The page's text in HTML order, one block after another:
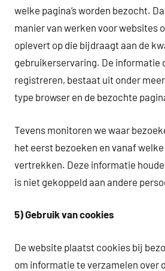
welke pagina’s worden bezocht.
manier van werken voor websites
oplevert op die bijdraagt aan de
gebruikerservaring. De informatie
registreren, bestaat uit onder
type browser en de bezochte
Tevens monitoren we waar
het eerst bezoeken en vanaf
vertrekken. Deze informatie
is niet gekoppeld aan andere
5) Gebruik van cookies
De website plaatst cookies bij
om informatie te verzamelen over